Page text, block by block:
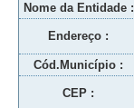
Nome da Entidade :
Endereço :
Cód.Município :
CEP :